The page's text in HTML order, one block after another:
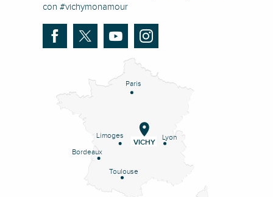
con #vichymonamour
Paris
Lyon
Limoges
Bordeaux
Toulouse
VICHY